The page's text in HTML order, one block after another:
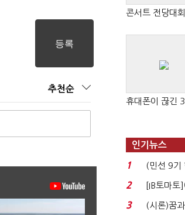
추천순
콘서트 전당대회
휴대폰이 끊긴
인기뉴스
1
(민선 9
격…추미
2
[IB토마토
340억 베
3 (시론)꿈